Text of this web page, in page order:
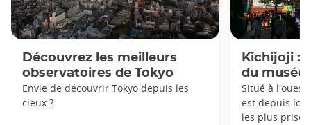
Découvrez les meilleurs
observatoires de Tokyo
Envie de découvrir Tokyo depuis les
cieux ?
Kichijoji :
du musée
Situé à
est depuis
les plus